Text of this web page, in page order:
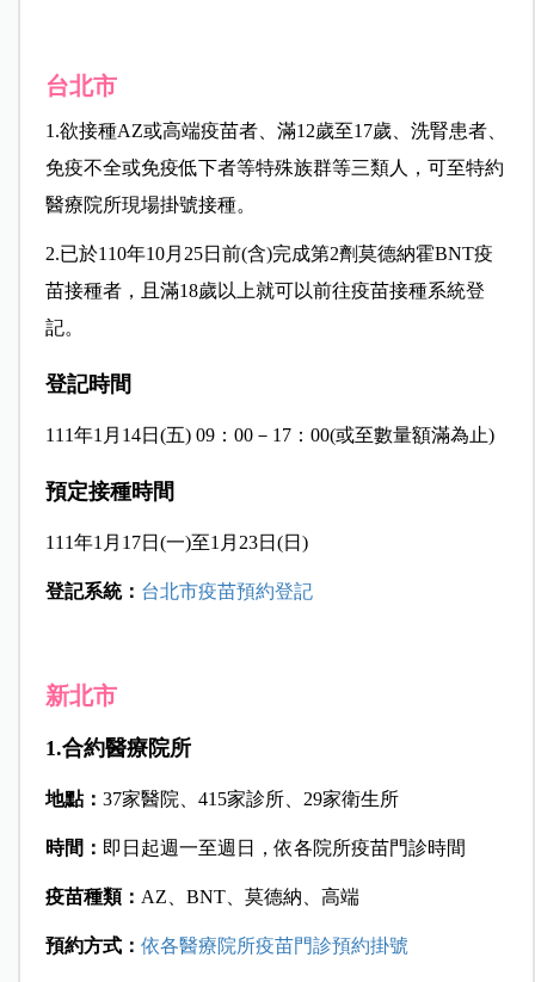
台北市
1.欲接種AZ或高端疫苗者、滿12歲至17歲、洗腎患者、
免疫不全或免疫低下者等特殊族群等三類人，可至特約
醫療院所現場掛號接種。
2.已於110年10月25日前(含)完成第2劑莫德納霍BNT疫
苗接種者，且滿18歲以上就可以前往疫苗接種系統登
記。
登記時間
111年1月14日(五) 09：00－17：00(或至數量額滿為止)
預定接種時間
111年1月17日(一)至1月23日(日)
登記系統： 台北市疫苗預約登記
新北市
1.合約醫療院所
地點： 37家醫院、415家診所、29家衛生所
時間： 即日起週一至週日，依各院所疫苗門診時間
疫苗種類： AZ、BNT、莫德納、高端
預約方式： 依各醫療院所疫苗門診預約掛號